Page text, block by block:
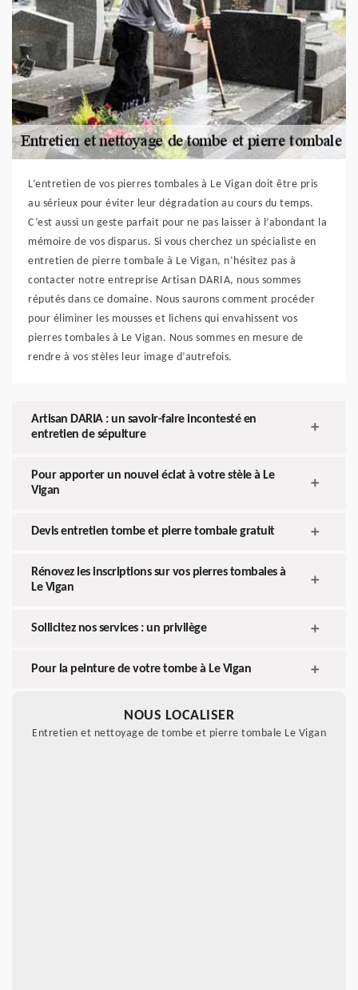
L’entretien de vos pierres tombales à Le Vigan doit être pris
au sérieux pour éviter leur dégradation au cours du temps.
C’est aussi un geste parfait pour ne pas laisser à l’abondant la
mémoire de vos disparus. Si vous cherchez un spécialiste en
entretien de pierre tombale à Le Vigan, n’hésitez pas à
contacter notre entreprise Artisan DARIA, nous sommes
réputés dans ce domaine. Nous saurons comment procéder
pour éliminer les mousses et lichens qui envahissent vos
pierres tombales à Le Vigan. Nous sommes en mesure de
rendre à vos stèles leur image d’autrefois.
Artisan DARIA : un savoir-faire incontesté en
entretien de sépulture
Pour apporter un nouvel éclat à votre stèle à Le
Vigan
Devis entretien tombe et pierre tombale gratuit
Rénovez les inscriptions sur vos pierres tombales à
Le Vigan
Sollicitez nos services : un privilège
Pour la peinture de votre tombe à Le Vigan
NOUS LOCALISER
Entretien et nettoyage de tombe et pierre tombale Le Vigan